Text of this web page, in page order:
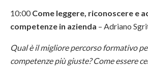
10:00Come leggere, riconoscere e
competenze in azienda – Adriano
Qual è il migliore percorso formativo
competenze più giuste?Come essere